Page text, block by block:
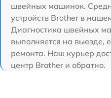
швейных машинок.
устройств Brother в
Диагностика швейных
выполняется на выезде,
ремонта. Наш курьер
центр Brother и обратно.